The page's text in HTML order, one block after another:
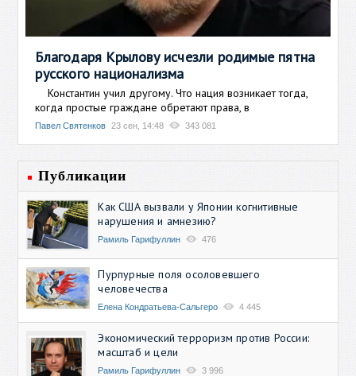
Благодаря Крылову исчезли родимые пятна
русского национализма
Константин учил другому. Что нация возникает тогда,
когда простые граждане обретают права, в
Павел Святенков 23 сен, 14:48 343 081
Публикации
Как США вызвали у Японии когнитивные
нарушения и амнезию?
Рамиль Гарифуллин 476
Пурпурные поля осоловевшего
человечества
Елена Кондратьева-Сальгеро 4 445
Экономический терроризм против России:
масштаб и цели
Рамиль Гарифуллин 3 996